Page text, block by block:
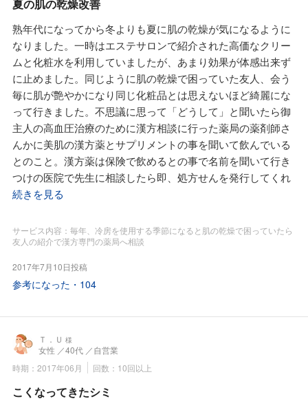
よかったです。
友人は私同様に酒好き、なんと田七人参は特異的に「肝臓」
を元気にするとか、肝臓ガンの特効薬として有名な「片仔
廣」の主成分も田七人参だそうです。
そのため友人は脂肪肝を予防するために晩酌時には田七人参
と佐藤先生に勧められた肝臓を護る「スクアレン」を併用し
て飲んでいるとのこと。
早速、私も酒毒から肝臓を護るために、このセットを購入し
ました。
佐藤先生は飲酒しないそうですが親父さんの薬剤師は酒を呑
まれるとか、そのためか佐藤先生よりも「酒」の話になると
まず、田七人参そしてスクアレン＝サメミロンカプセルの話
になります。
ツそしてハートランドを勧められ、日本酒は米と米麹の純米
正しい田七人参、そしてスクアレン、これからも飲みます。
す。
効くけれど治せない薬に頼るよりも、すみれの先生の養生方
法を実践しながら漢方薬を続けていきます。
夏の肌の乾燥改善
熟年代になってから冬よりも夏に肌の乾燥が気になるように
なりました。一時はエステサロンで紹介された高価なクリー
ムと化粧水を利用していましたが、あまり効果が体感出来ず
に止めました。同じように肌の乾燥で困っていた友人、会う
毎に肌が艶やかになり同じ化粧品とは思えないほど綺麗にな
って行きました。不思議に思って「どうして」と聞いたら御
主人の高血圧治療のために漢方相談に行った薬局の薬剤師さ
んかに美肌の漢方薬とサプリメントの事を聞いて飲んでいる
とのこと。漢方薬は保険で飲めるとの事で名前を聞いて行き
つけの医院で先生に相談したら即、処方せんを発行してくれ
たので、その日に、すみれ漢方施薬院薬局さんに持って行き
や状態によって方剤が異なるそうです。まずは、すみれ漢方
施薬院薬局さんに相談日を予約して当日、薬局へ行きまし
そしてサプリメントの事などを細かく質問されました。これ
だけで1時間以上かかりましたが大変役立ちました。そして
苓丸」を飲み出して一番に効果が体感出来たのは長年の「肩
こり」が楽になったこと、そして三ヶ月ほどで首元のシミが
薄くなったことです。そして問題の肌の乾燥についてはロウ
ソクのロウの部分が実年齢よりも早く老化しているとのこと
続きを見る
サービス内容：毎年、冷房を使用する季節になると肌の乾燥で困っていたら
友人の紹介で漢方専門の薬局へ相談
2017年7月10日投稿
参考になった・ 104
Ｔ．Ｕ 様
女性 ／40代 ／自営業
時期：2017年06月
回数：10回以上
こくなってきたシミ